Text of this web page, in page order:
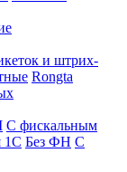
и штрих-
Rongta
С фискальным
1С Без ФН С